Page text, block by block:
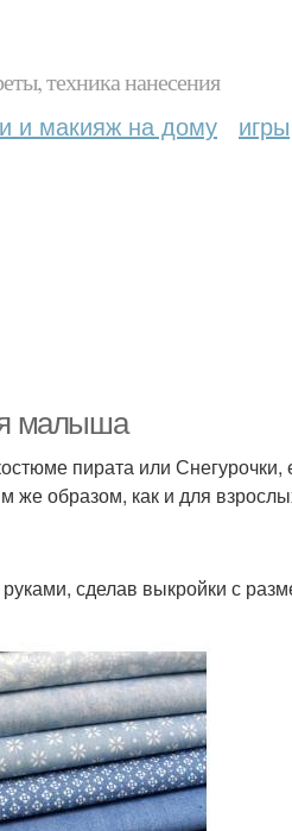
техника нанесения
и макияж на дому игры
малыша
пирата или Снегурочки,
же образом, как и для
сделав выкройки с